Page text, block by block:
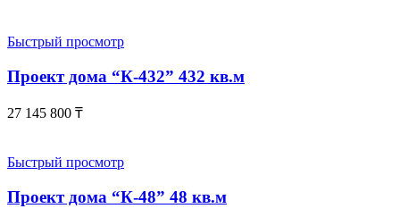
Быстрый просмотр
Проект дома “К-432” 432 кв.м
27 145 800 ₸
Быстрый просмотр
Проект дома “К-48” 48 кв.м